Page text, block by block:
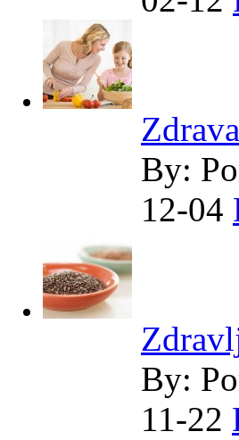
By:
12-04
By:
11-22